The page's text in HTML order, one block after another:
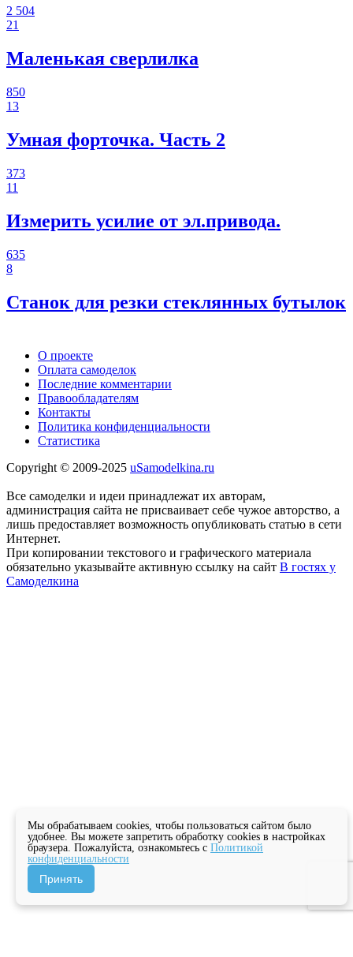
2 504
21
Маленькая сверлилка
850
13
Умная форточка. Часть 2
373
11
Измерить усилие от эл.привода.
635
8
Станок для резки стеклянных бутылок
О проекте
Оплата самоделок
Последние комментарии
Правообладателям
Контакты
Политика конфиденциальности
Статистика
Copyright © 2009-2025 uSamodelkina.ru
Все самоделки и идеи принадлежат их авторам,
администрация сайта не присваивает себе чужое авторство, а
лишь предоставляет возможность опубликовать статью в сети
Интернет.
При копировании текстового и графического материала
обязательно указывайте активную ссылку на сайт В гостях у
Самоделкина
Мы обрабатываем cookies, чтобы пользоваться сайтом было
удобнее. Вы можете запретить обработку cookies в настройках
браузера. Пожалуйста, ознакомьтесь с Политикой
конфиденциальности
Принять